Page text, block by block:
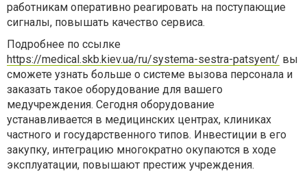
работникам оперативно реагировать на поступающие
сигналы, повышать качество сервиса.
Подробнее по ссылке
https://medical.skb.kiev.ua/ru/systema-sestra-patsyent/ вы
сможете узнать больше о системе вызова персонала и
заказать такое оборудование для вашего
медучреждения. Сегодня оборудование
устанавливается в медицинских центрах, клиниках
частного и государственного типов. Инвестиции в его
закупку, интеграцию многократно окупаются в ходе
эксплуатации, повышают престиж учреждения.